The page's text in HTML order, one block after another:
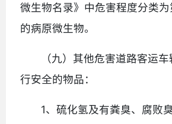
微生物名录》中危害程度分类
的病原微生物。
（九）其他危害道路客运
行安全的物品：
1、硫化氢及有粪臭、腐败